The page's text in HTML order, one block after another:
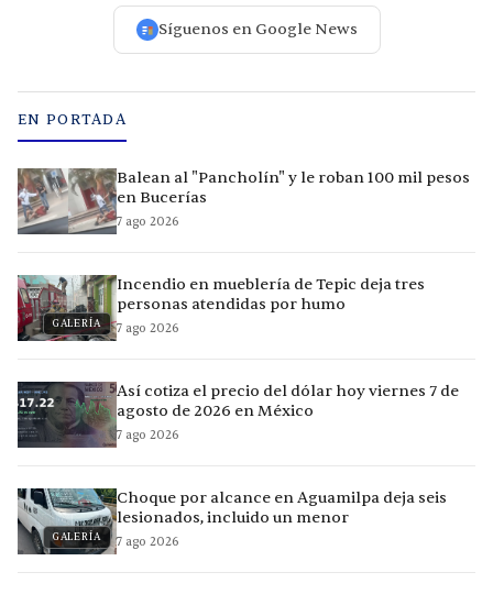
Síguenos en Google News
EN PORTADA
Balean al "Pancholín" y le roban 100 mil pesos
en Bucerías
7 ago 2026
GALERÍA
Incendio en mueblería de Tepic deja tres
personas atendidas por humo
7 ago 2026
Así cotiza el precio del dólar hoy viernes 7 de
agosto de 2026 en México
7 ago 2026
GALERÍA
Choque por alcance en Aguamilpa deja seis
lesionados, incluido un menor
7 ago 2026